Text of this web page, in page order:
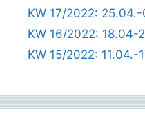
KW 17/2022:
KW 16/2022: 18.04-
KW 15/2022: 11.04.-